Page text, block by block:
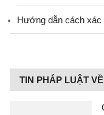
Hướng dẫn cách xác
TIN PHÁP LUẬT